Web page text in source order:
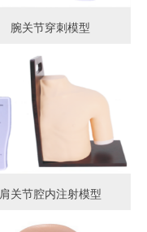
腕关节穿刺模型
肩关节腔内注射模型